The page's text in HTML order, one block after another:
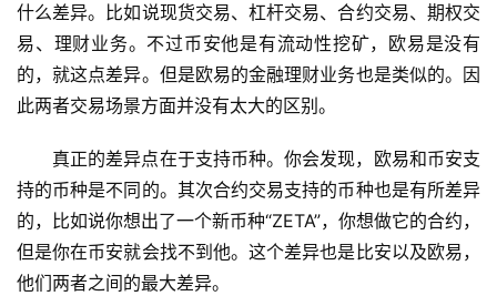
什么差异。比如说现货交易、杠杆交易、合约交易、期权交
易、理财业务。不过币安他是有流动性挖矿，欧易是没有
的，就这点差异。但是欧易的金融理财业务也是类似的。因
此两者交易场景方面并没有太大的区别。
真正的差异点在于支持币种。你会发现，欧易和币安支
持的币种是不同的。其次合约交易支持的币种也是有所差异
的，比如说你想出了一个新币种“ZETA”，你想做它的合约，
但是你在币安就会找不到他。这个差异也是比安以及欧易，
他们两者之间的最大差异。